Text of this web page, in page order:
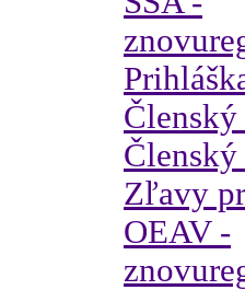
Členský
Zľavy
OEAV -